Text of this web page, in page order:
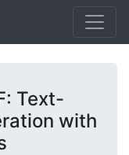
Text-
with